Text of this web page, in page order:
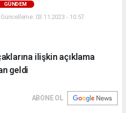
GÜNDEM
03.11.2023 - 10:57
ilişkin açıklama
geldi
ABONE OL